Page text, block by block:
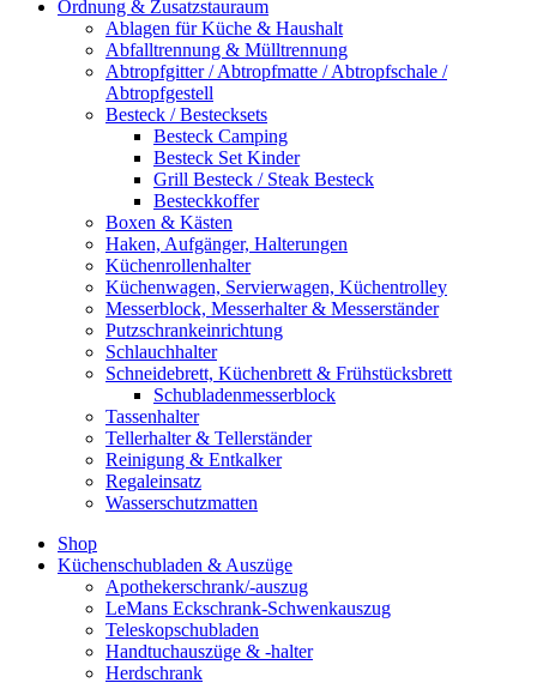
Ordnung & Zusatzstauraum
Ablagen für Küche & Haushalt
Abfalltrennung & Mülltrennung
Abtropfgitter / Abtropfmatte / Abtropfschale /
Abtropfgestell
Besteck / Bestecksets
Besteck Camping
Besteck Set Kinder
Grill Besteck / Steak Besteck
Besteckkoffer
Boxen & Kästen
Haken, Aufgänger, Halterungen
Küchenrollenhalter
Küchenwagen, Servierwagen, Küchentrolley
Messerblock, Messerhalter & Messerständer
Putzschrankeinrichtung
Schlauchhalter
Schneidebrett, Küchenbrett & Frühstücksbrett
Schubladenmesserblock
Tassenhalter
Tellerhalter & Tellerständer
Reinigung & Entkalker
Regaleinsatz
Wasserschutzmatten
Shop
Küchenschubladen & Auszüge
Apothekerschrank/-auszug
LeMans Eckschrank-Schwenkauszug
Teleskopschubladen
Handtuchauszüge & -halter
Herdschrank